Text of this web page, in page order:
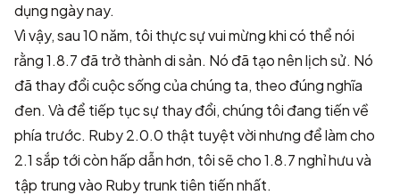
dụng ngày nay.
Vì vậy, sau 10 năm, tôi thực sự vui mừng khi có thể nói
rằng 1.8.7 đã trở thành di sản. Nó đã tạo nên lịch sử. Nó
đã thay đổi cuộc sống của chúng ta, theo đúng nghĩa
đen. Và để tiếp tục sự thay đổi, chúng tôi đang tiến về
phía trước. Ruby 2.0.0 thật tuyệt vời nhưng để làm cho
2.1 sắp tới còn hấp dẫn hơn, tôi sẽ cho 1.8.7 nghỉ hưu và
tập trung vào Ruby trunk tiên tiến nhất.